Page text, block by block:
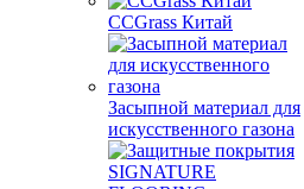
CCGrass Китай
Засыпной материал для
искусственного газона